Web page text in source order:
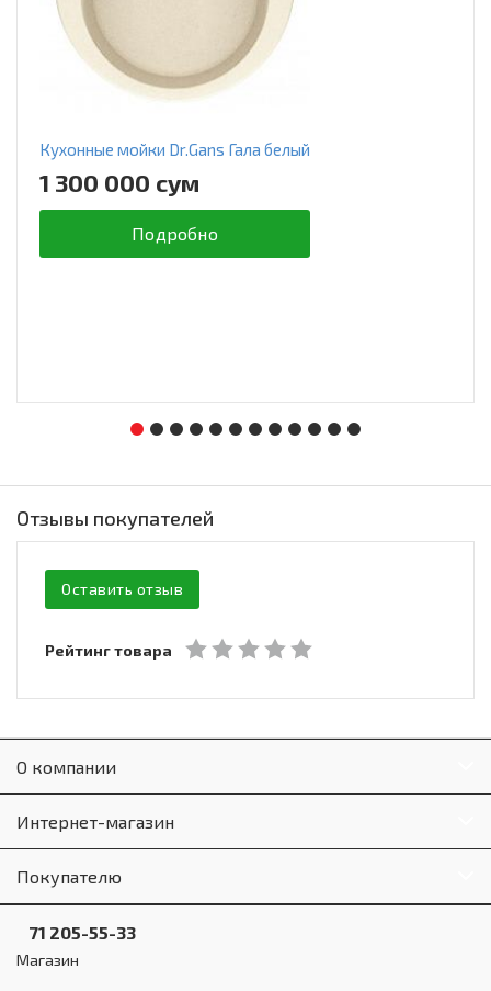
Кухонные мойки Dr.Gans Гала белый
1 300 000 сум
Подробно
Отзывы покупателей
Оставить отзыв
Рейтинг товара
О компании
Интернет-магазин
Покупателю
71 205-55-33
Магазин